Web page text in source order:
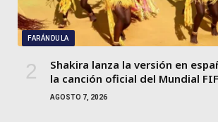
FARÁNDULA
Shakira lanza la versión en
la canción oficial del Mundial
AGOSTO 7, 2026